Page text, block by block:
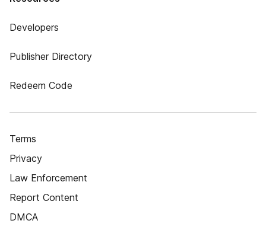
Developers
Publisher Directory
Redeem Code
Terms
Privacy
Law Enforcement
Report Content
DMCA